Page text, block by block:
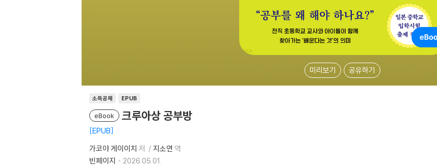
미리보기 공유하기
소득공제 EPUB
eBook 크루아상 공부방
EPUB
가코야 게이이치 저 지소연 역
빈페이지
2026.05.01.